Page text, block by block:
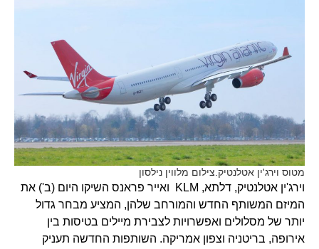
מטוס וירג'ין אטלנטיק.צילום מלווין נילסון
וירג'ין אטלנטיק, דלתא, KLM ואייר פראנס השיקו היום (ב') את
המיזם המשותף החדש והמורחב שלהן, המציע מבחר גדול
יותר של מסלולים ואפשרויות לצבירת מיילים בטיסות בין
אירופה, בריטניה וצפון אמריקה. השותפות החדשה תעניק